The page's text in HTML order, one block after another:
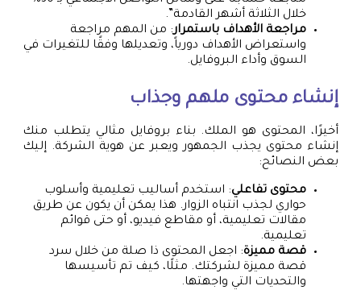
خلال الثلاثة أشهر القادمة”.
مراجعة الأهداف باستمرار: من المهم مراجعة
واستعراض الأهداف دورياً، وتعديلها وفقًا للتغيرات في
السوق وأداء البروفايل.
إنشاء محتوى ملهم وجذاب
أخيرًا، المحتوى هو الملك. بناء بروفايل مثالي يتطلب منك
إنشاء محتوى يجذب الجمهور ويعبر عن هوية الشركة. إليك
بعض النصائح:
محتوى تفاعلي: استخدم أساليب تعليمية وأسلوب
حواري لجذب انتباه الزوار. هذا يمكن أن يكون عن طريق
مقالات تعليمية، أو مقاطع فيديو، أو حتى قوائم
تعليمية.
قصة مميزة: اجعل المحتوى ذا صلة من خلال سرد
قصة مميزة لشركتك. مثلًا، كيف تم تأسيسها
والتحديات التي واجهتها.